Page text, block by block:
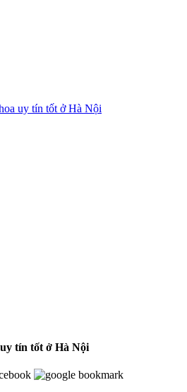
uy tín tốt ở Hà Nội
tín tốt ở Hà Nội